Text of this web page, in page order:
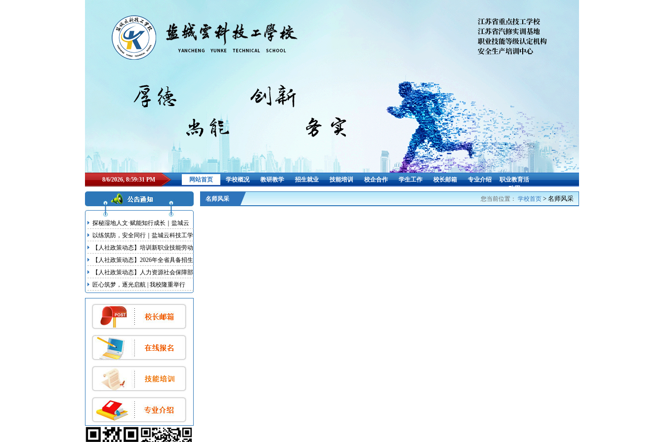
8/6/2026, 8:59:32 PM 网站首页 学校概况 教研教学 招生就业 技能培训 校企合作 学生工作 校长邮箱 专业介绍 职业教育活
动周
探秘湿地人文·赋能知行成长｜盐城云
科技工学校研学实践活动
以练筑防，安全同行｜盐城云科技工学
校开展地震、消防双应急疏散演练
【人社政策动态】培训新职业技能劳动
者不少于100万人次 江苏启动新职业新
岗位培育行动
【人社政策动态】2026年全省具备招生
资质技工院校名录发布
【人社政策动态】人力资源社会保障部
等5部门联合出台我国首部明确超龄劳
动者权益的专门规章
匠心筑梦，逐光启航 | 我校隆重举行
2026届毕业典礼暨实习欢送会
您当前位置： 学校首页 > 名师风采
名师风采